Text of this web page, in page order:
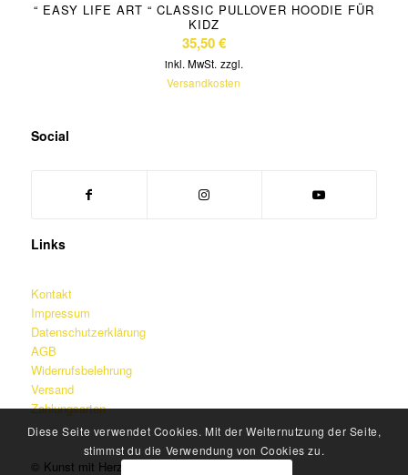
“ EASY LIFE ART “ CLASSIC PULLOVER HOODIE FÜR
KIDZ
35,50€
inkl. MwSt. zzgl.
Versandkosten
Social
Links
Kontakt
Impressum
Datenschutzerklärung
AGB
Widerrufsbelehrung
Versand
Zahlungsarten
© Kunst mit Herz – Martin Jainz
Diese Seite verwendet Cookies. Mit der Weiternutzung der Seite,
stimmst du die Verwendung von Cookies zu.